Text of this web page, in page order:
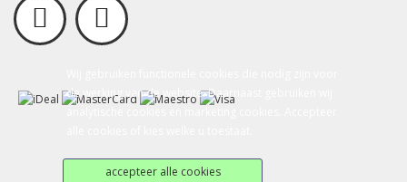
de werking van de website. Daarnaast gebruiken wij
accepteer alle cookies